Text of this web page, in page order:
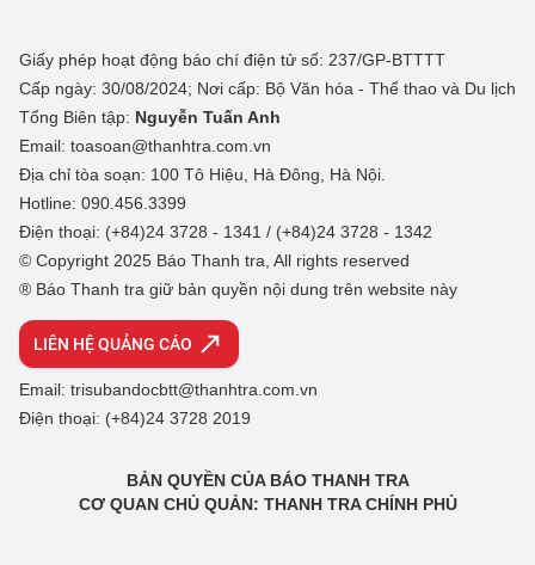
Giấy phép hoạt động báo chí điện tử số: 237/GP-BTTTT
Cấp ngày: 30/08/2024; Nơi cấp: Bộ Văn hóa - Thể thao và Du lịch
Tổng Biên tập: Nguyễn Tuấn Anh
Email: toasoan@thanhtra.com.vn
Địa chỉ tòa soạn: 100 Tô Hiệu, Hà Đông, Hà Nội.
Hotline: 090.456.3399
Điện thoại: (+84)24 3728 - 1341 / (+84)24 3728 - 1342
© Copyright 2025 Báo Thanh tra, All rights reserved
® Báo Thanh tra giữ bản quyền nội dung trên website này
LIÊN HỆ QUẢNG CÁO
Email: trisubandocbtt@thanhtra.com.vn
Điện thoại: (+84)24 3728 2019
BẢN QUYỀN CỦA BÁO THANH TRA
CƠ QUAN CHỦ QUẢN: THANH TRA CHÍNH PHỦ